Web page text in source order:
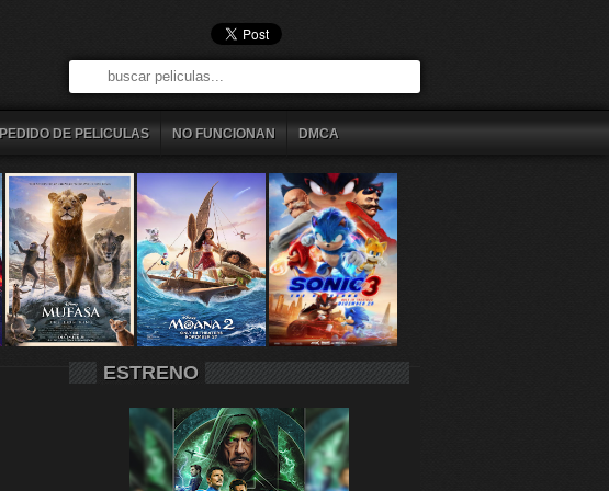
PEDIDO DE PELICULAS NO FUNCIONAN DMCA
ESTRENO